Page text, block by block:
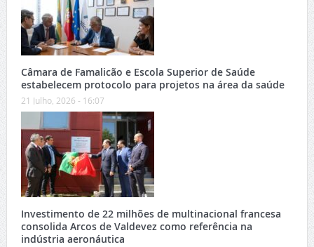
Câmara de Famalicão e Escola Superior de Saúde
estabelecem protocolo para projetos na área da saúde
21 Julho, 2026 - 16:07
Investimento de 22 milhões de multinacional francesa
consolida Arcos de Valdevez como referência na
indústria aeronáutica